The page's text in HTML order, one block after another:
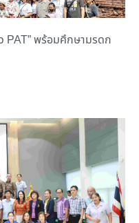
PAT” พร้อมศึกษามรดก